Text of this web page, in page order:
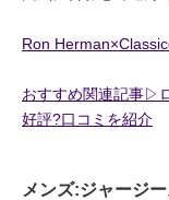
Ron
おすすめ関連記事▷
好評?口コミを紹介
メンズ:ジャージ